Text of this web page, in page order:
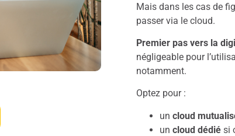
Mais dans les cas de
passer via le cloud.
Premier pas vers la
négligeable pour
notamment.
Optez pour :
un cloud
un cloud dédié si